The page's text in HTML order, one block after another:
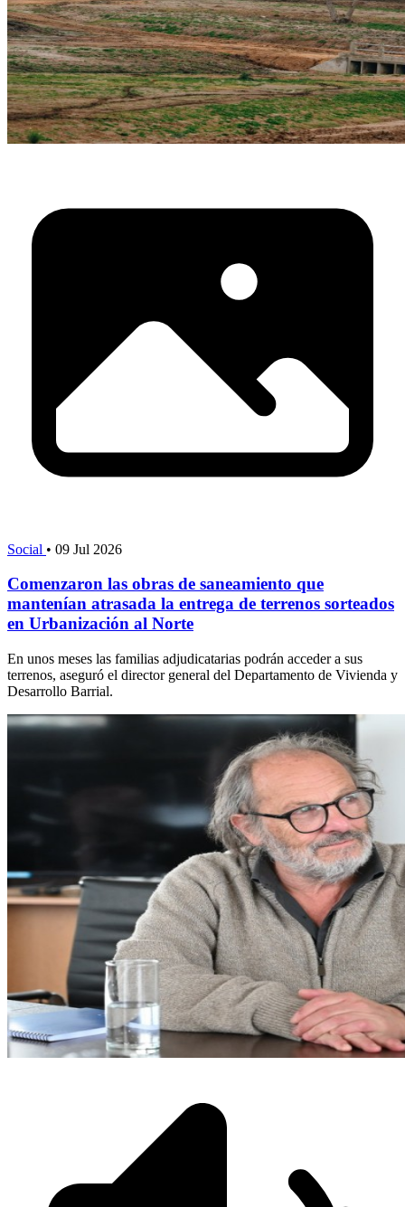
Social • 09 Jul 2026
Comenzaron las obras de saneamiento que
mantenían atrasada la entrega de terrenos sorteados
en Urbanización al Norte
En unos meses las familias adjudicatarias podrán acceder a sus
terrenos, aseguró el director general del Departamento de Vivienda y
Desarrollo Barrial.